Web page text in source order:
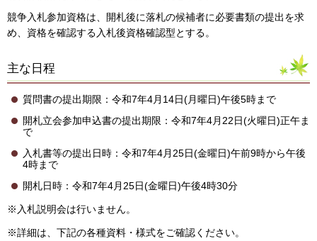
競争入札参加資格は、開札後に落札の候補者に必要書類の提出を求
め、資格を確認する入札後資格確認型とする。
主な日程
質問書の提出期限：令和7年4月14日(月曜日)午後5時まで
開札立会参加申込書の提出期限：令和7年4月22日(火曜日)正午ま
で
入札書等の提出日時：令和7年4月25日(金曜日)午前9時から午後
4時まで
開札日時：令和7年4月25日(金曜日)午後4時30分
※入札説明会は行いません。
※詳細は、下記の各種資料・様式をご確認ください。